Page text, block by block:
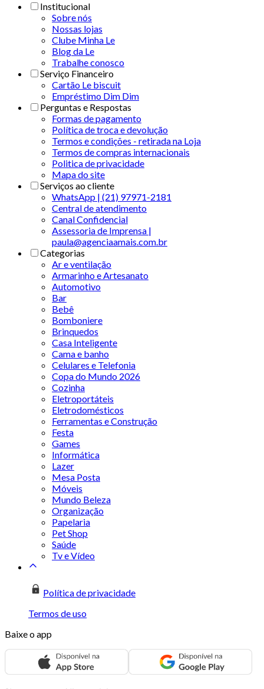
Institucional
Sobre nós
Nossas lojas
Clube Minha Le
Blog da Le
Trabalhe conosco
Serviço Financeiro
Cartão Le biscuit
Empréstimo Dim Dim
Perguntas e Respostas
Formas de pagamento
Política de troca e devolução
Termos e condições - retirada na Loja
Termos de compras internacionais
Politica de privacidade
Mapa do site
Serviços ao cliente
WhatsApp | (21) 97971-2181
Central de atendimento
Canal Confidencial
Assessoria de Imprensa |
paula@agenciaamais.com.br
Categorias
Ar e ventilação
Armarinho e Artesanato
Automotivo
Bar
Bebê
Bomboniere
Brinquedos
Casa Inteligente
Cama e banho
Celulares e Telefonia
Copa do Mundo 2026
Cozinha
Eletroportáteis
Eletrodomésticos
Ferramentas e Construção
Festa
Games
Informática
Lazer
Mesa Posta
Móveis
Mundo Beleza
Organização
Papelaria
Pet Shop
Saúde
Tv e Vídeo
Política de privacidade
Termos de uso
Baixe o app